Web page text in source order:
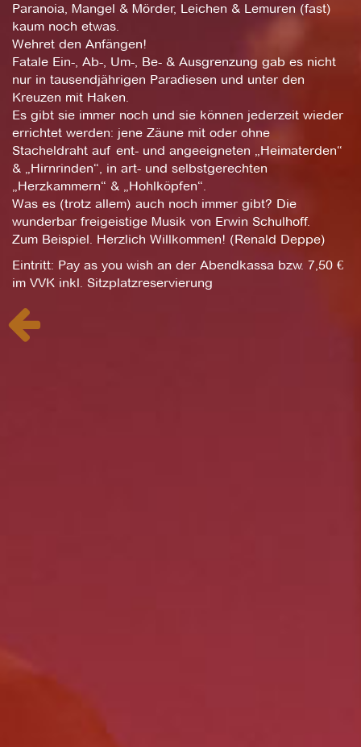
Paranoia, Mangel & Mörder, Leichen & Lemuren (fast)
kaum noch etwas.
Wehret den Anfängen!
Fatale Ein-, Ab-, Um-, Be- & Ausgrenzung gab es nicht
nur in tausendjährigen Paradiesen und unter den
Kreuzen mit Haken.
Es gibt sie immer noch und sie können jederzeit wieder
errichtet werden: jene Zäune mit oder ohne
Stacheldraht auf ent- und angeeigneten „Heimaterden“
& „Hirnrinden“, in art- und selbstgerechten
„Herzkammern“ & „Hohlköpfen“.
Was es (trotz allem) auch noch immer gibt? Die
wunderbar freigeistige Musik von Erwin Schulhoff.
Zum Beispiel. Herzlich Willkommen! (Renald Deppe)
Eintritt: Pay as you wish an der Abendkassa bzw. 7,50 €
im VVK inkl. Sitzplatzreservierung